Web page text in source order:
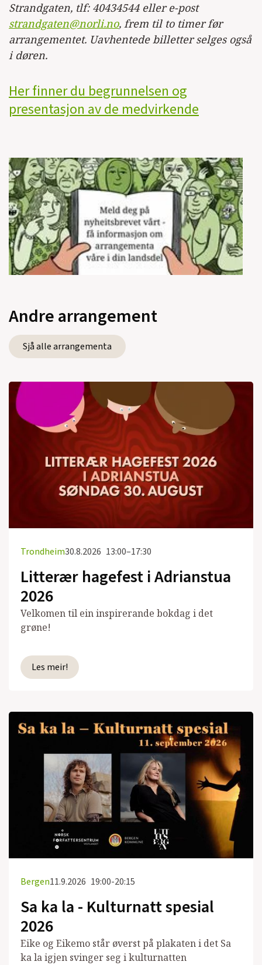
Strandgaten, tlf: 40434544 eller e-post
strandgaten@norli.no, frem til to timer før
arrangementet. Uavhentede billetter selges også
i døren.
Her finner du begrunnelsen og
presentasjon av de medvirkende
Andre arrangement
Sjå alle arrangementa
Trondheim30.8.2026 13:00–17:30
Litterær hagefest i Adrianstua
2026
Velkomen til ein inspirerande bokdag i det
grøne!
Les meir!
Bergen11.9.2026 19:00-20:15
Sa ka la - Kulturnatt spesial
2026
Eike og Eikemo står øverst på plakaten i det Sa
ka la igjen svinger seg i kulturnatten